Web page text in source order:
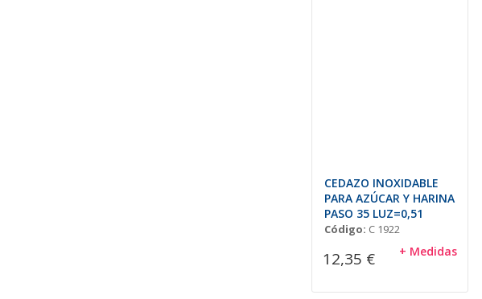
CEDAZO INOXIDABLE
PARA AZÚCAR Y HARINA
PASO 35 LUZ=0,51
Código: C 1922
12,35 € + Medidas